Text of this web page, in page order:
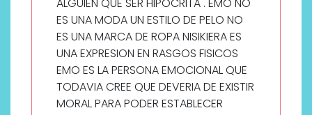
ES UNA MODA UN ESTILO DE PELO NO
ES UNA MARCA DE ROPA NISIKIERA ES
UNA EXPRESION EN RASGOS FISICOS
EMO ES LA PERSONA EMOCIONAL QUE
TODAVIA CREE QUE DEVERIA DE EXISTIR
MORAL PARA PODER ESTABLECER